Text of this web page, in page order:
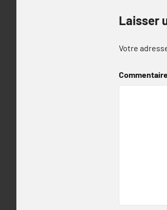
Laisser
Votre